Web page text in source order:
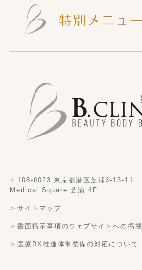
〒108-0023 東京都港区芝浦3-13-11
Medical Square 芝浦 4F
＞サイトマップ
＞書面掲示事項のウェブサイトへの掲載
＞医療DX推進体制整備の対応について